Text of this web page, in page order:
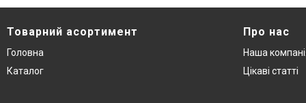
Товарний асортимент
Головна
Каталог
Про нас
Наша
Цікаві статті